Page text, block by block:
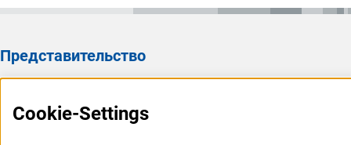
Представительство
История Представительства 2003 - 2022
Cookie-Settings